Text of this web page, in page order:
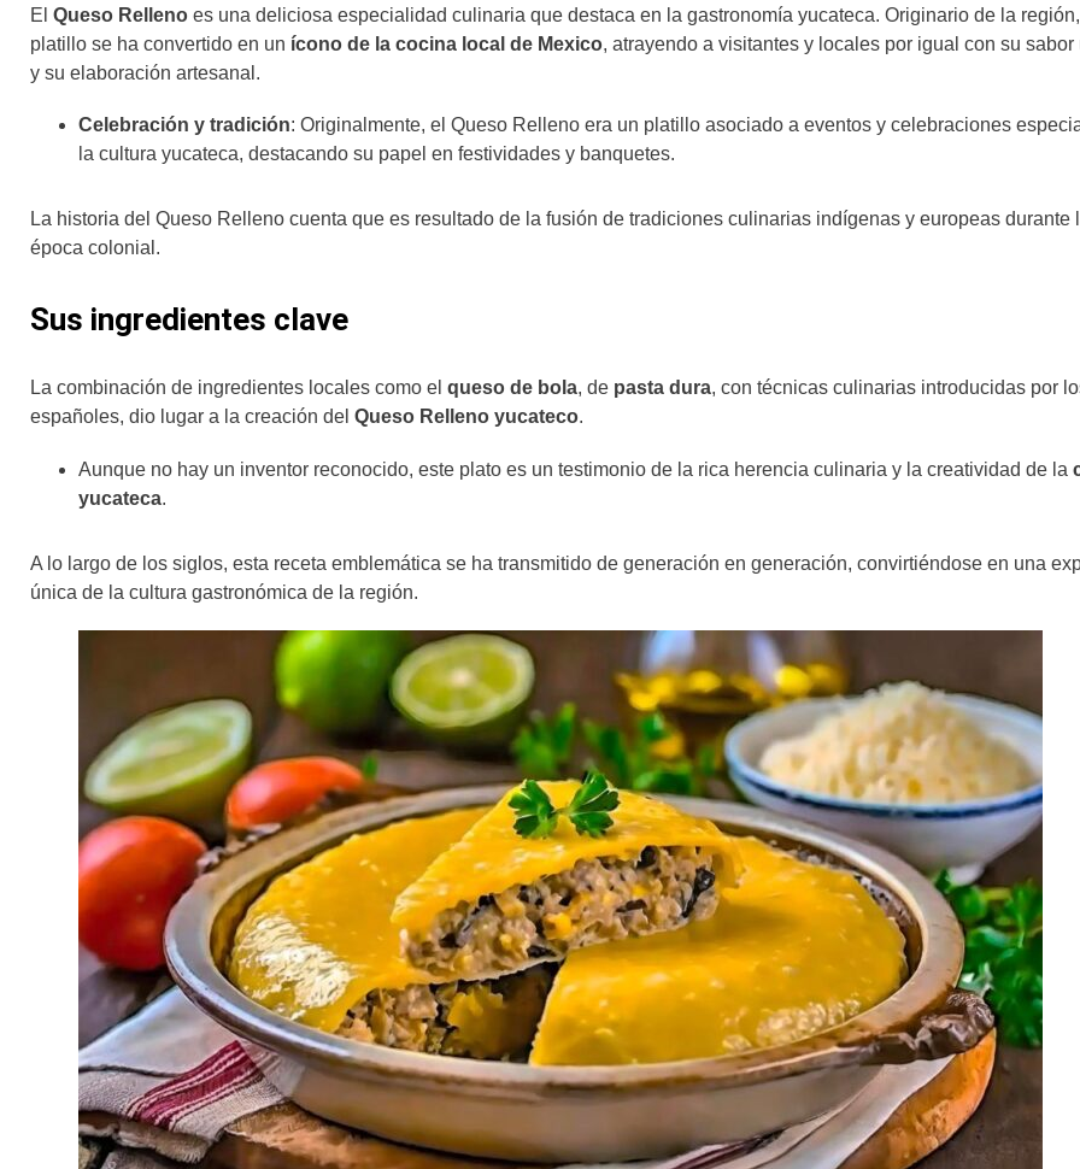
El Queso Relleno es una deliciosa especialidad culinaria que destaca en la gastronomía yucateca. Originario de la
platillo se ha convertido en un ícono de la cocina local de Mexico, atrayendo a visitantes y locales por igual con su sabor
y su elaboración artesanal.
Celebración y tradición: Originalmente, el Queso Relleno era un platillo asociado a eventos y celebraciones
la cultura yucateca, destacando su papel en festividades y banquetes.
La historia del Queso Relleno cuenta que es resultado de la fusión de tradiciones culinarias indígenas y europeas durante
época colonial.
Sus ingredientes clave
La combinación de ingredientes locales como el queso de bola, de pasta dura, con técnicas culinarias introducidas por
españoles, dio lugar a la creación del Queso Relleno yucateco.
Aunque no hay un inventor reconocido, este plato es un testimonio de la rica herencia culinaria y la creatividad de la
yucateca.
A lo largo de los siglos, esta receta emblemática se ha transmitido de generación en generación, convirtiéndose en una
única de la cultura gastronómica de la región.